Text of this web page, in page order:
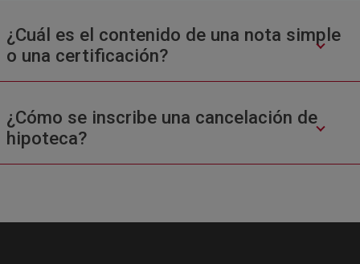
¿Cuál es el contenido de una nota simple
o una certificación?
¿Cómo se inscribe una cancelación de
hipoteca?